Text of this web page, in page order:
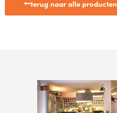
terug naar alle producten